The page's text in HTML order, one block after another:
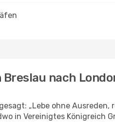
Breslau nach
„Lebe ohne
in Vereinigtes Königreich